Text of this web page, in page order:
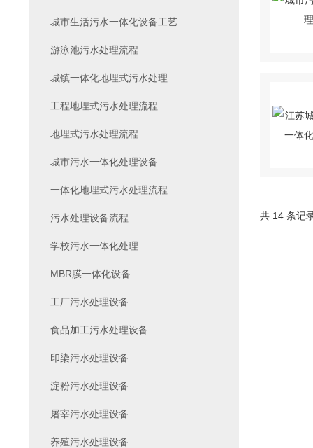
共 14 条记
城市生活污水一体化设备工艺
游泳池污水处理流程
城镇一体化地埋式污水处理
工程地埋式污水处理流程
地埋式污水处理流程
城市污水一体化处理设备
一体化地埋式污水处理流程
污水处理设备流程
学校污水一体化处理
MBR膜一体化设备
工厂污水处理设备
食品加工污水处理设备
印染污水处理设备
淀粉污水处理设备
屠宰污水处理设备
养殖污水处理设备